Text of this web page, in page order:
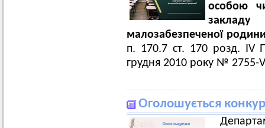
особою
закладу
малозабезпеченої
п. 170.7 ст. 170 розд. IV
грудня 2010 року № 2755-
Оголошується